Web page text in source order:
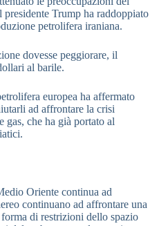
Trump ha raddoppiato
petrolifera iraniana.
dovesse peggiorare, il
al barile.
europea ha affermato
ad affrontare la crisi
gas, che ha già portato al
Oriente continua ad
continuano ad affrontare una
di restrizioni dello spazio